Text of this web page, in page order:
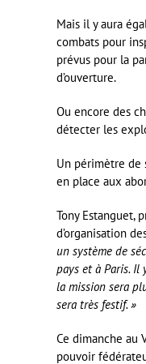
Mais il y aura
combats pour
prévus pour la
d’ouverture.
Ou encore des
détecter les
Un périmètre de
en place aux
Tony Estanguet,
d’organisation
un système de
pays et à Paris. Il
la mission sera
sera très festif. »
Ce dimanche au
pouvoir